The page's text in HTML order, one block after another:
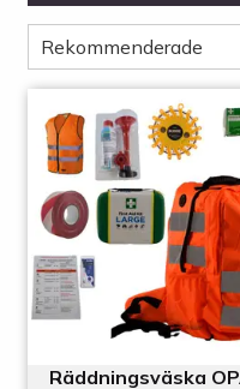
Rekommenderade
Räddningsväska